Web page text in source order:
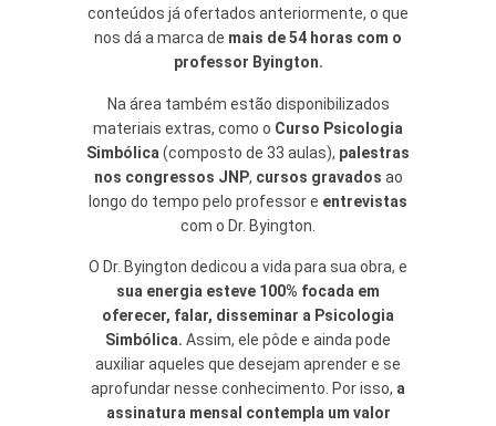
conteúdos já ofertados anteriormente, o que
nos dá a marca de mais de 54 horas com o
professor Byington.
Na área também estão disponibilizados
materiais extras, como o Curso Psicologia
Simbólica (composto de 33 aulas), palestras
nos congressos JNP, cursos gravados ao
longo do tempo pelo professor e entrevistas
com o Dr. Byington.
O Dr. Byington dedicou a vida para sua obra, e
sua energia esteve 100% focada em
oferecer, falar, disseminar a Psicologia
Simbólica. Assim, ele pôde e ainda pode
auxiliar aqueles que desejam aprender e se
aprofundar nesse conhecimento. Por isso, a
assinatura mensal contempla um valor